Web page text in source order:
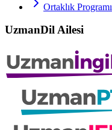
Ortaklık Programı
UzmanDil Ailesi